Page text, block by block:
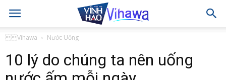
Vihawa Nước Uống
10 lý do chúng ta nên uống